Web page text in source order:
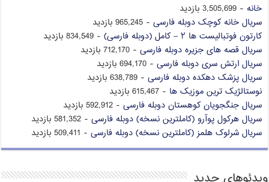
خانه - 3,505,699 بازدید
سریال خانه کوچک دوبله فارسی - 965,245 بازدید
کارتون فوتبالیست ها ۲ – کامل (دوبله فارسی)
- 834,549 بازدید
سریال قصه های جزیره دوبله فارسی - 712,170 بازدید
سریال ارتش سری دوبله فارسی - 694,170 بازدید
سریال پزشک دهکده دوبله فارسی - 638,789 بازدید
نوستالژیک ترین موزیک ها - 615,467 بازدید
سریال جنگجویان کوهستان دوبله فارسی - 592,912 بازدید
سریال هرکول پوآرو (کاملترین نسخه) دوبله فارسی - 581,352 بازدید
سریال شرلوک هلمز (کاملترین نسخه) دوبله فارسی - 509,411 بازدید